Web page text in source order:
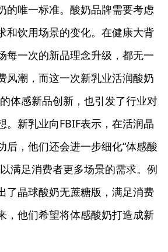
的唯一标准。酸奶品牌需要考虑
和饮用场景的变化。在健康大背
每一次的新品理念升级，都无一
风潮，而这一次新乳业活润酸奶
的体感新品创新，也引发了行业对
。新乳业向FBIF表示，在活润晶
后，他们还会进一步细化“体感酸
满足消费者更多场景的需求。例
了晶球酸奶无蔗糖版，满足消费
，他们希望将体感酸奶打造成新